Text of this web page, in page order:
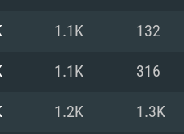
DirectX
1060 et plus,
Vega II ou
1060 avec
mois) / de même
1.1K 132
1.1K 316
1.2K 1.3K